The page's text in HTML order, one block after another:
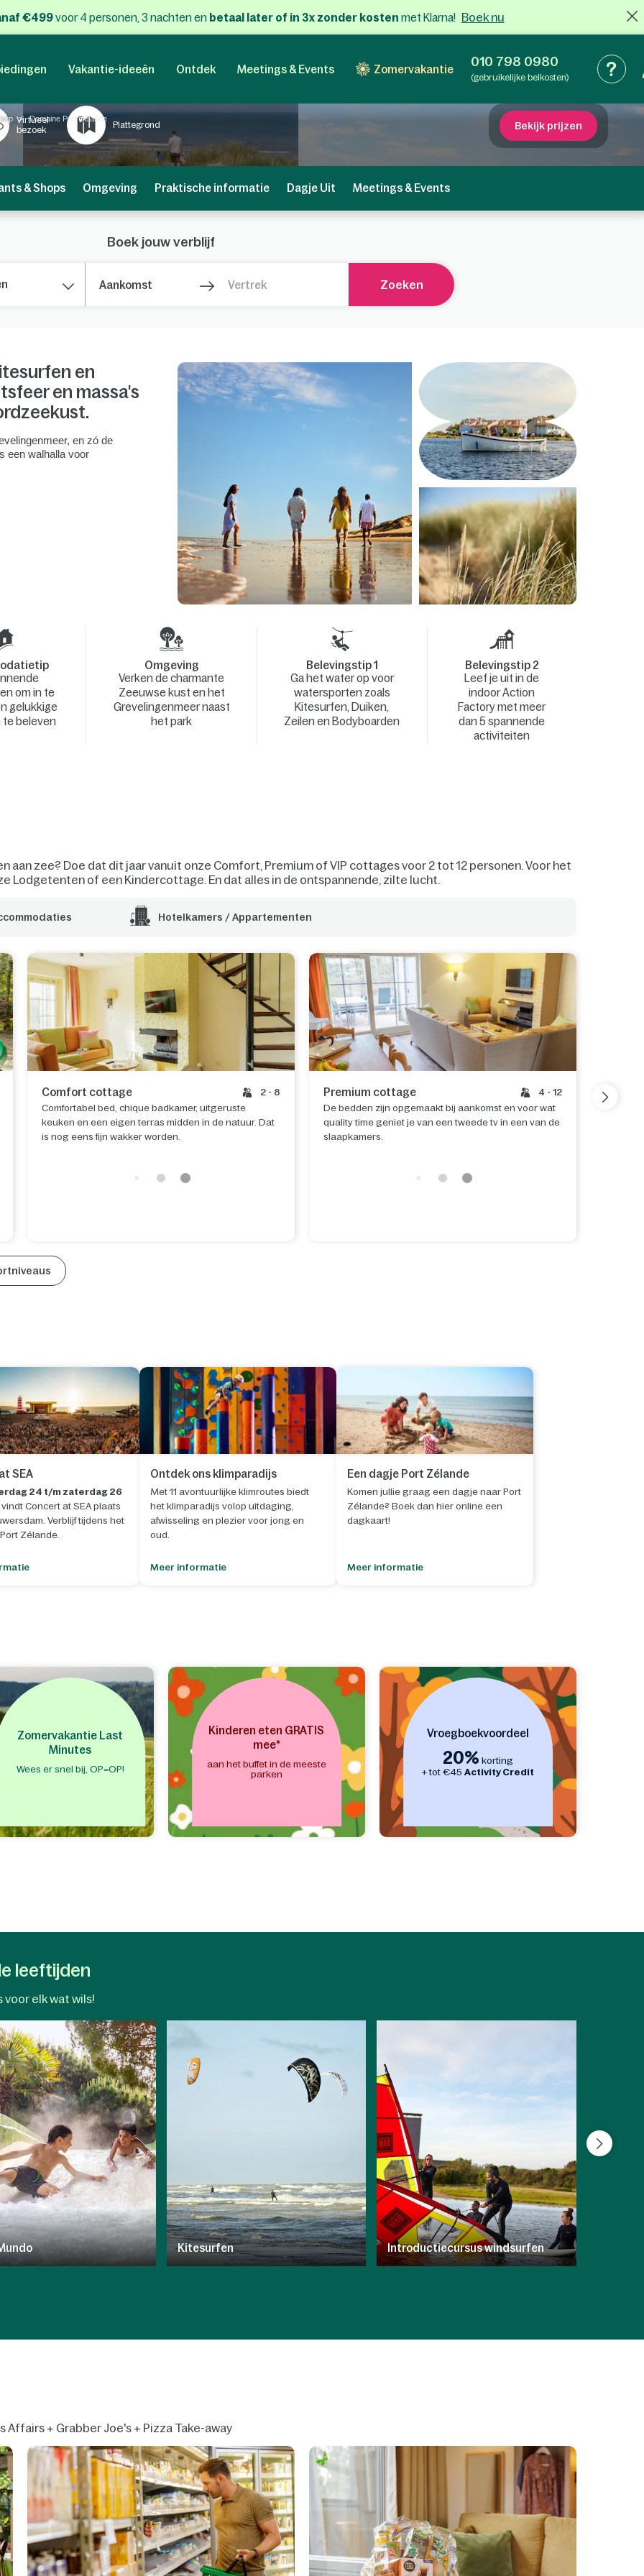
€499voor 4 personen, 3 nachtenen betaal later of in 3x zonder kosten met Klarna! Boek nu
Vakantie-ideeën Ontdek Meetings & Events Zomervakantie 010 798 0980
(gebruikelijke belkosten)
Domaine Port Zélande
Virtueel
bezoek
Plattegrond Bekijk prijzen
& Shops Omgeving Praktische informatie Dagje Uit Meetings & Events
Boek jouw verblijf
Zoeken
en
en massa's
en zó de
een walhalla voor
om in te
gelukkige
te beleven
Omgeving
Verken de charmante
Zeeuwse kust en het
Grevelingenmeer naast
het park
Belevingstip 1
Ga het water op voor
watersporten zoals
Kitesurfen, Duiken,
Zeilen en Bodyboarden
Belevingstip 2
Leef je uit in de
indoor Action
Factory met meer
dan 5 spannende
activiteiten
aan zee? Doe dat dit jaar vanuit onze Comfort, Premium of VIP cottages voor 2 tot 12 personen. Voor het
Lodgetenten of een Kindercottage. En dat alles in de ontspannende, zilte lucht.
Hotelkamers / Appartementen
Comfort cottage
2 - 8
Comfortabel bed, chique badkamer, uitgeruste
keuken en een eigen terras midden in de natuur. Dat
is nog eens fijn wakker worden.
Premium cottage
4 - 12
De bedden zijn opgemaakt bij aankomst en voor wat
quality time geniet je van een tweede tv in een van de
slaapkamers.
VIP
SEA
24 t/m zaterdag 26
vindt Concert at SEA plaats
Verblijf tijdens het
Zélande.
Ontdek ons klimparadijs
Met 11 avontuurlijke klimroutes biedt
het klimparadijs volop uitdaging,
afwisseling en plezier voor jong en
oud.
Meer informatie
Een dagje Port Zélande
Komen jullie graag een dagje naar Port
Zélande? Boek dan hier online een
dagkaart!
Meer informatie
Zomervakantie Last
Minutes
Wees er snel bij, OP=OP!
Kinderen eten GRATIS
mee*
aan het buffet in de meeste
parken
Vroegboekvoordeel
20% korting
+ tot €45 Activity Credit
leeftijden
elk wat wils!
Kitesurfen Introductiecursus windsurfen
Affairs + Grabber Joe's + Pizza Take-away